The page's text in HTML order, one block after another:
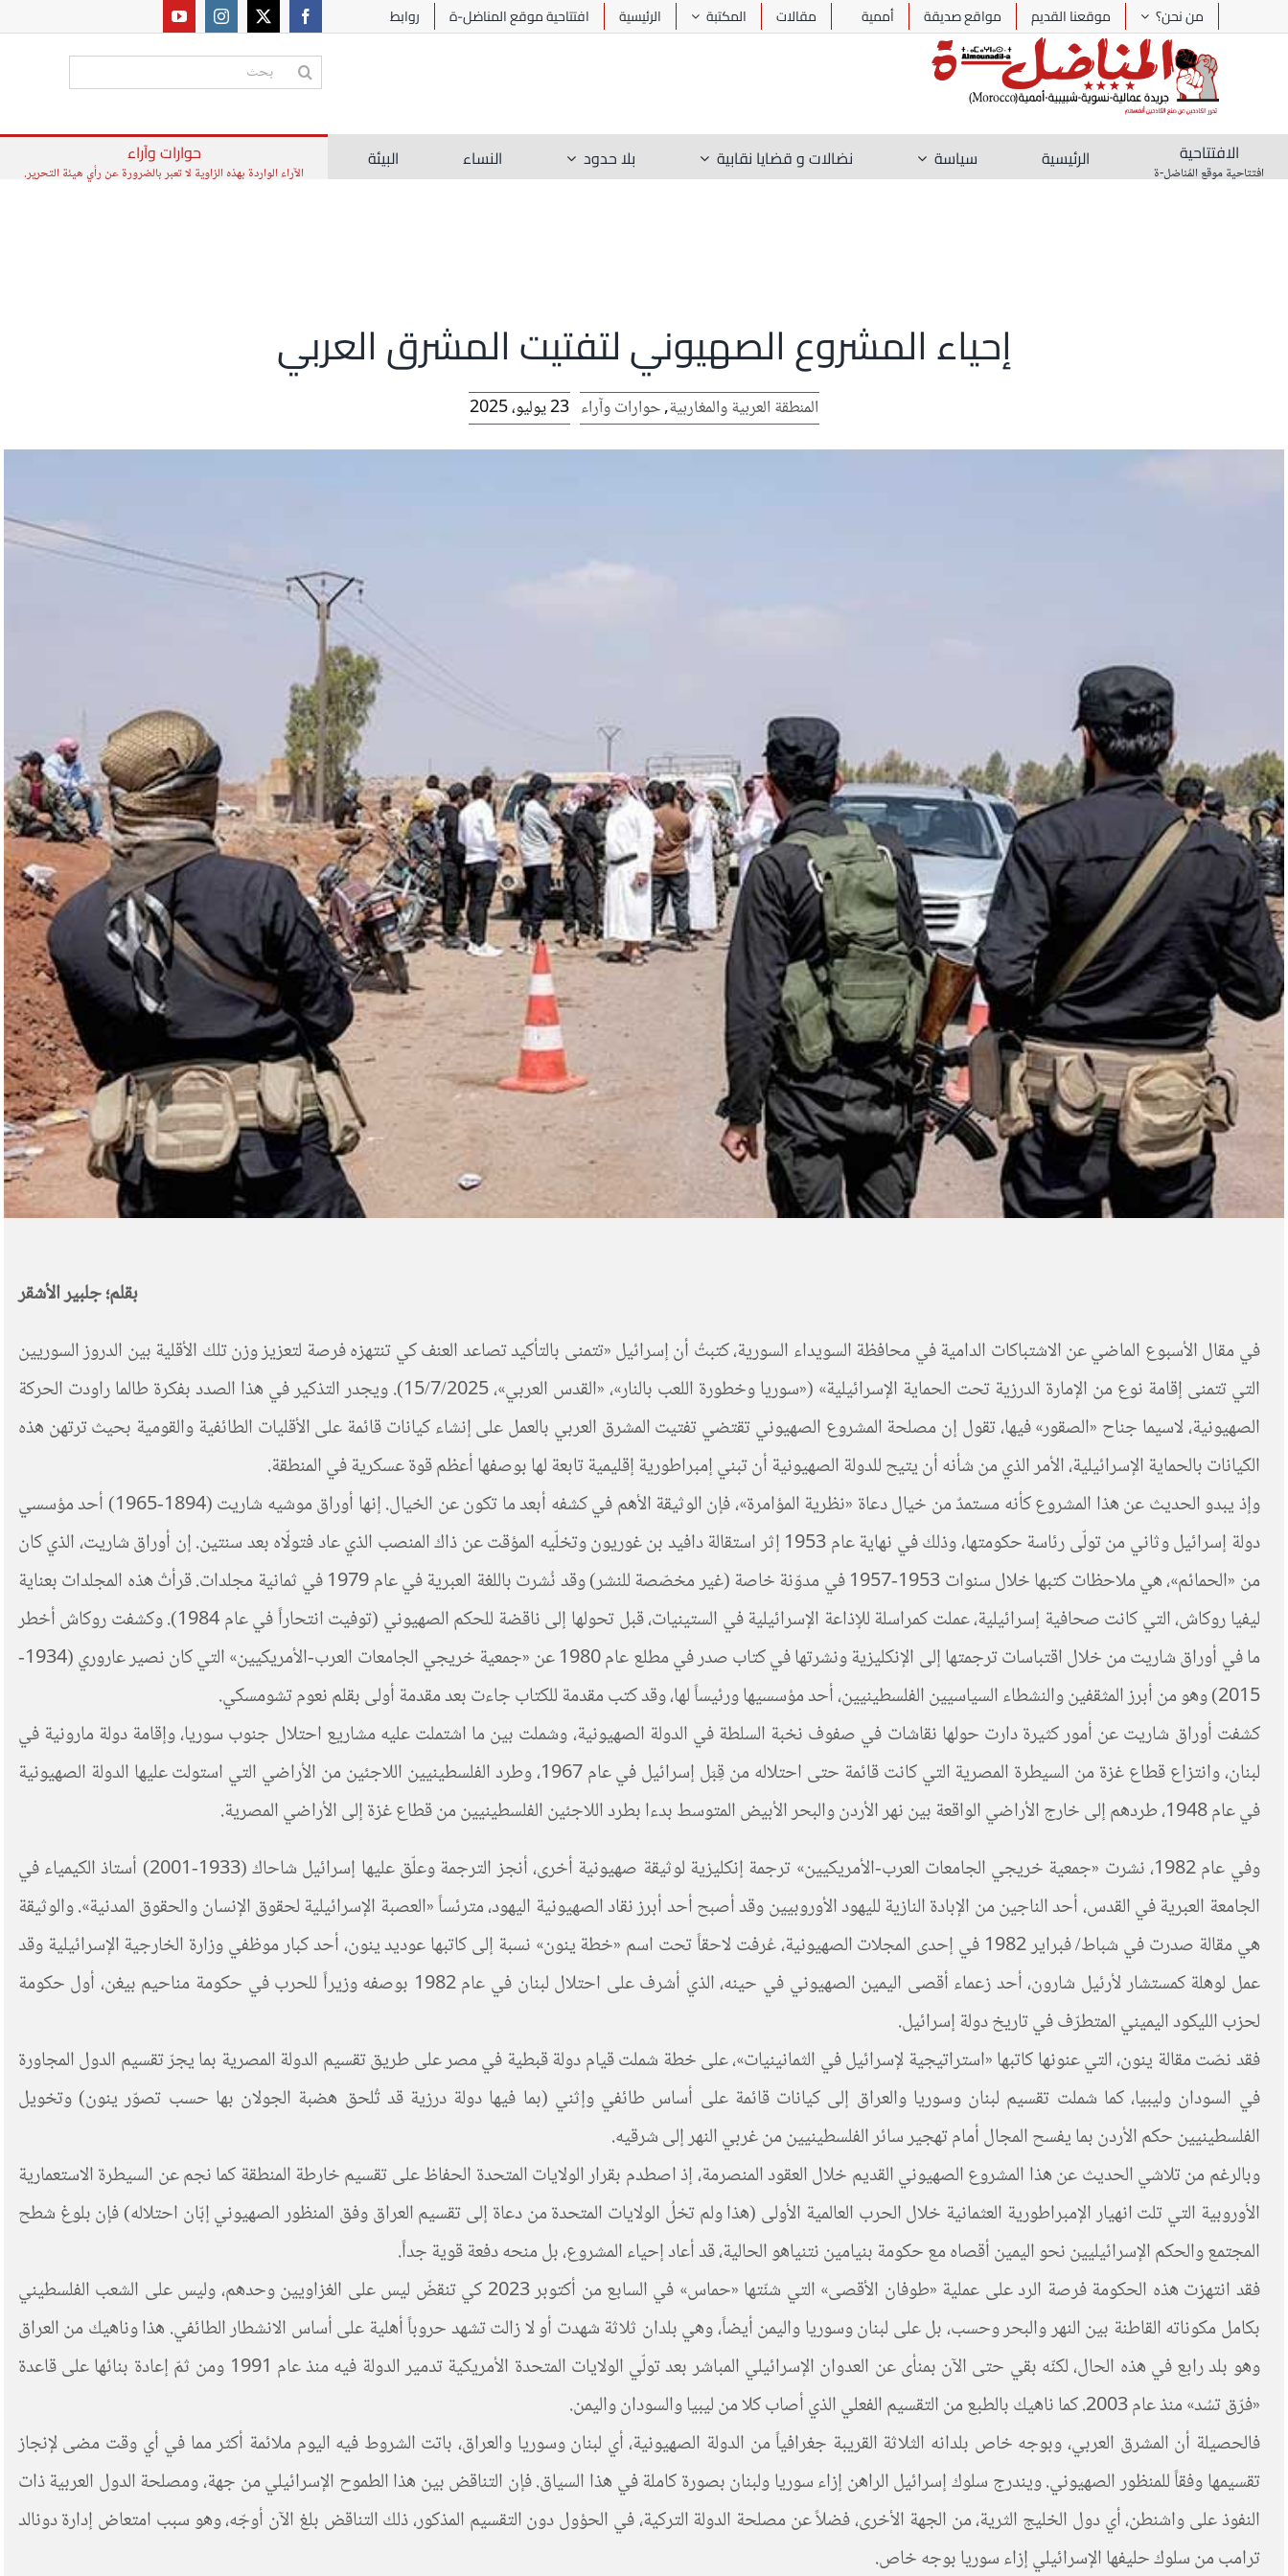
من نحن؟ موقعنا القديم مواقع صديقة أممية مقالات المكتبة الرئيسية افتتاحية موقع المناضل-ة روابط
البحث
الافتتاحية
افتتاحية موقع المُناضل-ة
الرئيسية سياسة نضالات و قضايا نقابية بلا حدود النساء البيئة حوارات وآراء
الآراء الواردة بهذه الزاوية لا تعبر بالضرورة عن رأي هيئة التحرير.
إحياء المشروع الصهيوني لتفتيت المشرق العربي
المنطقة العربية والمغاربية,حوارات وآراء 23 يوليو، 2025
بقلم؛ جلبير الأشقر
في مقال الأسبوع الماضي عن الاشتباكات الدامية في محافظة السويداء السورية، كتبتُ أن إسرائيل «تتمنى بالتأكيد تصاعد العنف كي تنتهزه فرصة لتعزيز وزن تلك الأقلية بين الدروز السوريين
التي تتمنى إقامة نوع من الإمارة الدرزية تحت الحماية الإسرائيلية» («سوريا وخطورة اللعب بالنار»، «القدس العربي»، 15/7/2025). ويجدر التذكير في هذا الصدد بفكرة طالما راودت الحركة
الصهيونية، لاسيما جناح «الصقور» فيها، تقول إن مصلحة المشروع الصهيوني تقتضي تفتيت المشرق العربي بالعمل على إنشاء كيانات قائمة على الأقليات الطائفية والقومية بحيث ترتهن هذه
الكيانات بالحماية الإسرائيلية، الأمر الذي من شأنه أن يتيح للدولة الصهيونية أن تبني إمبراطورية إقليمية تابعة لها بوصفها أعظم قوة عسكرية في المنطقة.
وإذ يبدو الحديث عن هذا المشروع كأنه مستمدٌ من خيال دعاة «نظرية المؤامرة»، فإن الوثيقة الأهم في كشفه أبعد ما تكون عن الخيال. إنها أوراق موشيه شاريت (1894-1965) أحد مؤسسي
دولة إسرائيل وثاني من تولّى رئاسة حكومتها، وذلك في نهاية عام 1953 إثر استقالة دافيد بن غوريون وتخلّيه المؤقت عن ذاك المنصب الذي عاد فتولّاه بعد سنتين. إن أوراق شاريت، الذي كان
من «الحمائم»، هي ملاحظات كتبها خلال سنوات 1953-1957 في مدوّنة خاصة (غير مخصّصة للنشر) وقد نُشرت باللغة العبرية في عام 1979 في ثمانية مجلدات. قرأتْ هذه المجلدات بعناية
ليفيا روكاش، التي كانت صحافية إسرائيلية، عملت كمراسلة للإذاعة الإسرائيلية في الستينيات، قبل تحولها إلى ناقضة للحكم الصهيوني (توفيت انتحاراً في عام 1984). وكشفت روكاش أخطر
ما في أوراق شاريت من خلال اقتباسات ترجمتها إلى الإنكليزية ونشرتها في كتاب صدر في مطلع عام 1980 عن «جمعية خريجي الجامعات العرب-الأمريكيين» التي كان نصير عاروري (1934-
2015) وهو من أبرز المثقفين والنشطاء السياسيين الفلسطينيين، أحد مؤسسيها ورئيساً لها، وقد كتب مقدمة للكتاب جاءت بعد مقدمة أولى بقلم نعوم تشومسكي.
كشفت أوراق شاريت عن أمور كثيرة دارت حولها نقاشات في صفوف نخبة السلطة في الدولة الصهيونية، وشملت بين ما اشتملت عليه مشاريع احتلال جنوب سوريا، وإقامة دولة مارونية في
لبنان، وانتزاع قطاع غزة من السيطرة المصرية التي كانت قائمة حتى احتلاله من قِبَل إسرائيل في عام 1967، وطرد الفلسطينيين اللاجئين من الأراضي التي استولت عليها الدولة الصهيونية
في عام 1948، طردهم إلى خارج الأراضي الواقعة بين نهر الأردن والبحر الأبيض المتوسط بدءا بطرد اللاجئين الفلسطينيين من قطاع غزة إلى الأراضي المصرية.
وفي عام 1982، نشرت «جمعية خريجي الجامعات العرب-الأمريكيين» ترجمة إنكليزية لوثيقة صهيونية أخرى، أنجز الترجمة وعلّق عليها إسرائيل شاحاك (1933-2001) أستاذ الكيمياء في
الجامعة العبرية في القدس، أحد الناجين من الإبادة النازية لليهود الأوروبيين وقد أصبح أحد أبرز نقاد الصهيونية اليهود، مترئساً «العصبة الإسرائيلية لحقوق الإنسان والحقوق المدنية». والوثيقة
هي مقالة صدرت في شباط/ فبراير 1982 في إحدى المجلات الصهيونية، عُرفت لاحقاً تحت اسم «خطة ينون» نسبة إلى كاتبها عوديد ينون، أحد كبار موظفي وزارة الخارجية الإسرائيلية وقد
عمل لوهلة كمستشار لأرئيل شارون، أحد زعماء أقصى اليمين الصهيوني في حينه، الذي أشرف على احتلال لبنان في عام 1982 بوصفه وزيراً للحرب في حكومة مناحيم بيغن، أول حكومة
لحزب الليكود اليميني المتطرّف في تاريخ دولة إسرائيل.
فقد نصّت مقالة ينون، التي عنونها كاتبها «استراتيجية لإسرائيل في الثمانينيات»، على خطة شملت قيام دولة قبطية في مصر على طريق تقسيم الدولة المصرية بما يجرّ تقسيم الدول المجاورة
في السودان وليبيا، كما شملت تقسيم لبنان وسوريا والعراق إلى كيانات قائمة على أساس طائفي وإثني (بما فيها دولة درزية قد تُلحق هضبة الجولان بها حسب تصوّر ينون) وتخويل
الفلسطينيين حكم الأردن بما يفسح المجال أمام تهجير سائر الفلسطينيين من غربي النهر إلى شرقيه.
وبالرغم من تلاشي الحديث عن هذا المشروع الصهيوني القديم خلال العقود المنصرمة، إذ اصطدم بقرار الولايات المتحدة الحفاظ على تقسيم خارطة المنطقة كما نجم عن السيطرة الاستعمارية
الأوروبية التي تلت انهيار الإمبراطورية العثمانية خلال الحرب العالمية الأولى (هذا ولم تخلُ الولايات المتحدة من دعاة إلى تقسيم العراق وفق المنظور الصهيوني إبّان احتلاله) فإن بلوغ شطح
المجتمع والحكم الإسرائيليين نحو اليمين أقصاه مع حكومة بنيامين نتنياهو الحالية، قد أعاد إحياء المشروع، بل منحه دفعة قوية جداً.
فقد انتهزت هذه الحكومة فرصة الرد على عملية «طوفان الأقصى» التي شنّتها «حماس» في السابع من أكتوبر 2023 كي تنقضّ ليس على الغزاويين وحدهم، وليس على الشعب الفلسطيني
بكامل مكوناته القاطنة بين النهر والبحر وحسب، بل على لبنان وسوريا واليمن أيضاً، وهي بلدان ثلاثة شهدت أو لا زالت تشهد حروباً أهلية على أساس الانشطار الطائفي. هذا وناهيك من العراق
وهو بلد رابع في هذه الحال، لكنّه بقي حتى الآن بمنأى عن العدوان الإسرائيلي المباشر بعد تولّي الولايات المتحدة الأمريكية تدمير الدولة فيه منذ عام 1991 ومن ثمّ إعادة بنائها على قاعدة
«فرّق تسُد» منذ عام 2003. كما ناهيك بالطبع من التقسيم الفعلي الذي أصاب كلا من ليبيا والسودان واليمن.
فالحصيلة أن المشرق العربي، وبوجه خاص بلدانه الثلاثة القريبة جغرافياً من الدولة الصهيونية، أي لبنان وسوريا والعراق، باتت الشروط فيه اليوم ملائمة أكثر مما في أي وقت مضى لإنجاز
تقسيمها وفقاً للمنظور الصهيوني. ويندرج سلوك إسرائيل الراهن إزاء سوريا ولبنان بصورة كاملة في هذا السياق. فإن التناقض بين هذا الطموح الإسرائيلي من جهة، ومصلحة الدول العربية ذات
النفوذ على واشنطن، أي دول الخليج الثرية، من الجهة الأخرى، فضلاً عن مصلحة الدولة التركية، في الحؤول دون التقسيم المذكور، ذلك التناقض بلغ الآن أوجّه، وهو سبب امتعاض إدارة دونالد
ترامب من سلوك حليفها الإسرائيلي إزاء سوريا بوجه خاص.